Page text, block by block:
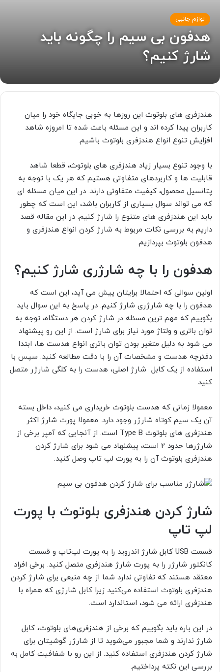
لوازم جانبی
هدفون بی سیم را چگونه باید
شارژ کنیم؟
هندزفری های بلوتوث این روزها به خوبی جایگاه خود را میان
کاربران پیدا کرده اند و این مسئله باعث شده تا امروزه شاهد
افزایش تنوع انواع هندزفری بلوتوث باشیم.
با وجود تنوع بسیار زیاد هندزفری های بلوتوث، قطعا شاهد
قابلیت ها و کاربردهای متفاوتی هستیم که هر یک با توجه به
پتانسیل محصول، کیفیت متفاوتی دارند. در این میان مسئله ای
که می تواند سوال بسیاری از کاربران باشد، این است که چطور
باید این هندزفری های متنوع را شارژ کنیم. در این مقاله قصد
داریم به بررسی نکات مربوط به شارژ کردن انواع هندزفری و
هدفون بلوتوث بپردازیم.
هدفون را با چه شارژری شارژ کنیم؟
اولین سوالی که احتمالا برایتان پیش می آید، این است که
هدفون را با چه شارژری شارژ کنیم. در پاسخ به این سوال باید
بگوییم که مهم ترین مسئله در شارژ کردن هر دستگاه، توجه به
توان باتری و ولتاژ مورد نیاز برای شارژ است. از این رو پیشنهاد
می شود به دلیل متغیر بودن توان باتری انواع هدست ها، ابتدا
دفترچه هدست و مشخصات آن را با دقت مطالعه کنید. سپس با
استفاده از یک کابل شارژ اصلی، هدست را به کلگی شارژر متصل
کنید.
معمولا زمانی که هدست بلوتوث خریداری می کنید، داخل بسته
آن یک سیم کوتاه شارژر وجود دارد. معمولا پورت شارژ اکثر
هندزفری های بلوتوث Type B است. از آنجایی که آمپر برخی از
شارژرها حدود 2 است، پیشنهاد می شود برای شارژ کردن
هندزفری بلوتوث آن را به پورت لپ تاپ وصل کنید.
شارژ کردن هندزفری بلوتوث با پورت
لپ تاپ
قسمت USB کابل شارژ اندروید را به پورت لپ‌تاپ و قسمت
کانکتور شارژر را به پورت شارژ هندزفری متصل کنید. برخی افراد
معتقد هستند که تفاوتی ندارد شما از چه منبعی برای شارژ کردن
هندزفری بلوتوث استفاده می‌کنید زیرا کابل شارژی که همراه با
هندزفری ارائه می شود، استاندارد است.
در این باره باید بگوییم که برخی از هندزفری‌های بلوتوث، کابل
شارژ ندارند و شما مجبور می‌شوید تا از شارژر گوشیتان برای
شارژ کردن هندزفری استفاده کنید. از این رو با شفافیت کامل به
بررسی این نکته پرداختیم.